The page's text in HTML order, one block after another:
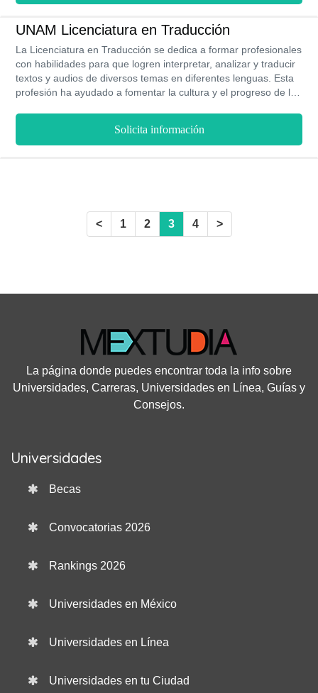
UNAM solo se hace un pago del examen de admisión en toda
la carrera. Un profesional en la Optometría puede ganar $
74,000 MXN anuales.
UNAM Licenciatura en Traducción
La Licenciatura en Traducción se dedica a formar profesionales
con habilidades para que logren interpretar, analizar y traducir
textos y audios de diversos temas en diferentes lenguas. Esta
profesión ha ayudado a fomentar la cultura y el progreso de la
traducción de calidad. Esta licenciatura se imparte en dos
sedes de la UNAM y tiene una duración de cuatro años y medio
Solicita información
< 1 2 3 4 >
La página donde puedes encontrar toda la info sobre
Universidades, Carreras, Universidades en Línea, Guías y
Consejos.
Universidades
Becas
Convocatorias 2026
Rankings 2026
Universidades en México
Universidades en Línea
Universidades en tu Ciudad